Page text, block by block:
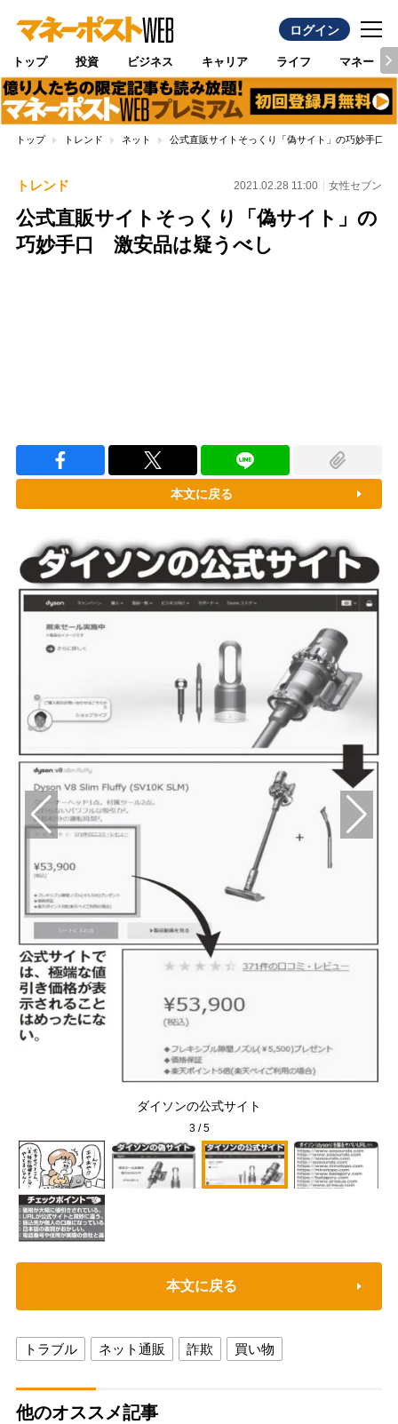
ログイン
トップ 投資 ビジネス キャリア ライフ マネー
トップ トレンド ネット 公式直販サイトそっくり「偽サイト」の巧妙手口
トレンド 2021.02.28 11:00 女性セブン
公式直販サイトそっくり「偽サイト」の
巧妙手口 激安品は疑うべし
本文に戻る
ダイソンの公式サイト
3/5
本文に戻る
トラブル ネット通販 詐欺 買い物
他のオススメ記事